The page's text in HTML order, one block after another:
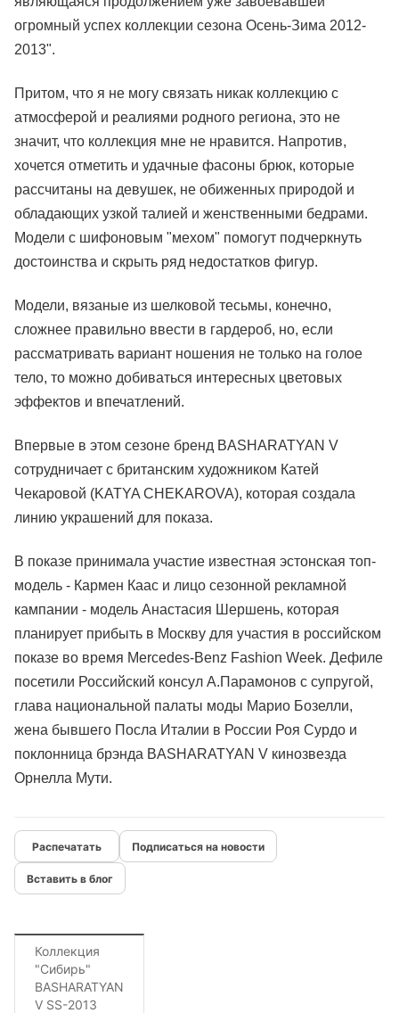
огромный успех коллекции сезона Осень-Зима 2012-
2013".
Притом, что я не могу связать никак коллекцию с
атмосферой и реалиями родного региона, это не
значит, что коллекция мне не нравится. Напротив,
хочется отметить и удачные фасоны брюк, которые
рассчитаны на девушек, не обиженных природой и
обладающих узкой талией и женственными бедрами.
Модели с шифоновым "мехом" помогут подчеркнуть
достоинства и скрыть ряд недостатков фигур.
Модели, вязаные из шелковой тесьмы, конечно,
сложнее правильно ввести в гардероб, но, если
рассматривать вариант ношения не только на голое
тело, то можно добиваться интересных цветовых
эффектов и впечатлений.
Впервые в этом сезоне бренд BASHARATYAN V
сотрудничает с британским художником Катей
Чекаровой (KATYA CHEKAROVA), которая создала
линию украшений для показа.
В показе принимала участие известная эстонская топ-
модель - Кармен Каас и лицо сезонной рекламной
кампании - модель Анастасия Шершень, которая
планирует прибыть в Москву для участия в российском
показе во время Mercedes-Benz Fashion Week. Дефиле
посетили Российский консул А.Парамонов с супругой,
глава национальной палаты моды Марио Бозелли,
жена бывшего Посла Италии в России Роя Сурдо и
поклонница брэнда BASHARATYAN V кинозвезда
Орнелла Мути.
Подписаться на новости
Вставить в блог
Коллекция
"Сибирь"
BASHARATYAN
V SS-2013